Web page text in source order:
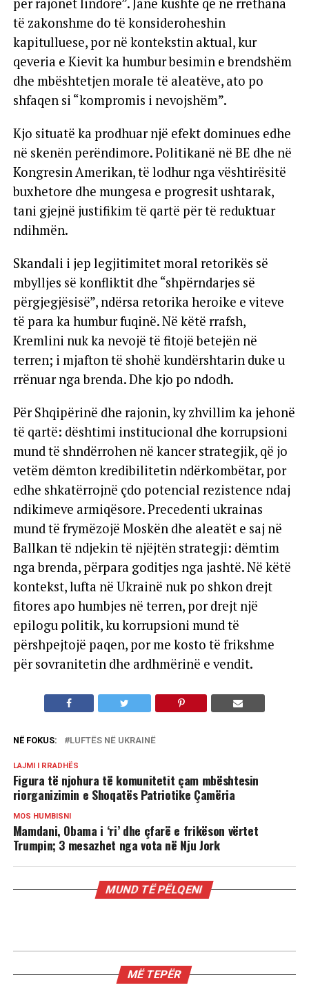
të zakonshme do të konsideroheshin
kapitulluese, por në kontekstin aktual, kur
qeveria e Kievit ka humbur besimin e brendshëm
dhe mbështetjen morale të aleatëve, ato po
shfaqen si “kompromis i nevojshëm”.
Kjo situatë ka prodhuar një efekt dominues edhe
në skenën perëndimore. Politikanë në BE dhe në
Kongresin Amerikan, të lodhur nga vështirësitë
buxhetore dhe mungesa e progresit ushtarak,
tani gjejnë justifikim të qartë për të reduktuar
ndihmën.
Skandali i jep legjitimitet moral retorikës së
mbylljes së konfliktit dhe “shpërndarjes së
përgjegjësisë”, ndërsa retorika heroike e viteve
të para ka humbur fuqinë. Në këtë rrafsh,
Kremlini nuk ka nevojë të fitojë betejën në
terren; i mjafton të shohë kundërshtarin duke u
rrënuar nga brenda. Dhe kjo po ndodh.
Për Shqipërinë dhe rajonin, ky zhvillim ka jehonë
të qartë: dështimi institucional dhe korrupsioni
mund të shndërrohen në kancer strategjik, që jo
vetëm dëmton kredibilitetin ndërkombëtar, por
edhe shkatërrojnë çdo potencial rezistence ndaj
ndikimeve armiqësore. Precedenti ukrainas
mund të frymëzojë Moskën dhe aleatët e saj në
Ballkan të ndjekin të njëjtën strategji: dëmtim
nga brenda, përpara goditjes nga jashtë. Në këtë
kontekst, lufta në Ukrainë nuk po shkon drejt
fitores apo humbjes në terren, por drejt një
epilogu politik, ku korrupsioni mund të
përshpejtojë paqen, por me kosto të frikshme
për sovranitetin dhe ardhmërinë e vendit.
NË FOKUS: LUFTËS NË UKRAINË
LAJMI I RRADHËS
Figura të njohura të komunitetit çam mbështesin
riorganizimin e Shoqatës Patriotike Çamëria
MOS HUMBISNI
Mamdani, Obama i ‘ri’ dhe çfarë e frikëson vërtet
Trumpin; 3 mesazhet nga vota në Nju Jork
MUND TË PËLQENI